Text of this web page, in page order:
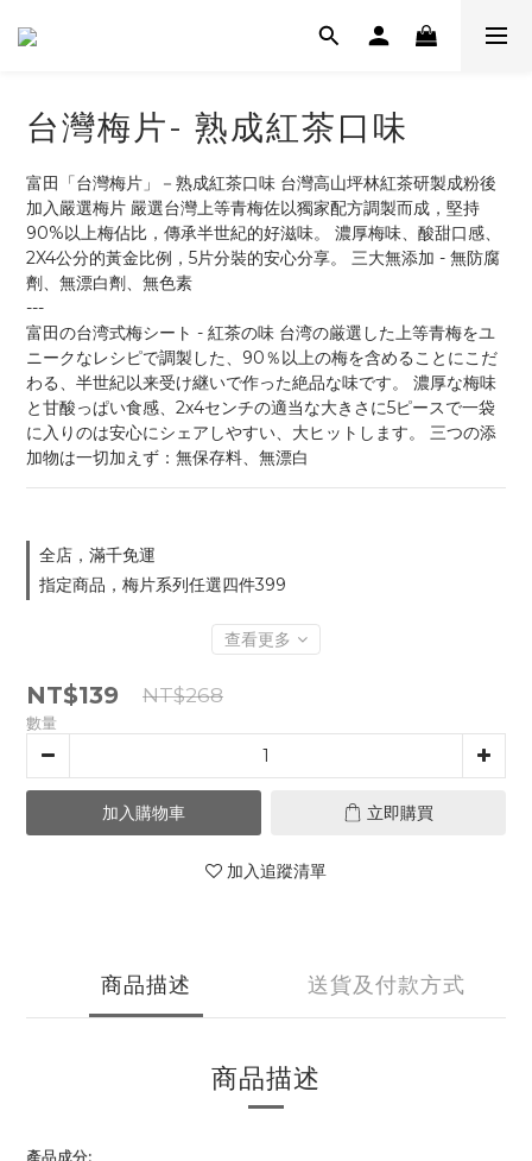
台灣梅片- 熟成紅茶口味
富田「台灣梅片」－熟成紅茶口味 台灣高山坪林紅茶研製成粉後
加入嚴選梅片 嚴選台灣上等青梅佐以獨家配方調製而成，堅持
90%以上梅佔比，傳承半世紀的好滋味。 濃厚梅味、酸甜口感、
2X4公分的黃金比例，5片分裝的安心分享。 三大無添加 - 無防腐
劑、無漂白劑、無色素
---
富田の台湾式梅シート - 紅茶の味 台湾の厳選した上等青梅をユ
ニークなレシピで調製した、90％以上の梅を含めることにこだ
わる、半世紀以来受け継いで作った絶品な味です。 濃厚な梅味
と甘酸っぱい食感、2x4センチの適当な大きさに5ピースで一袋
に入りのは安心にシェアしやすい、大ヒットします。 三つの添
加物は一切加えず：無保存料、無漂白
全店，滿千免運
指定商品，梅片系列任選四件399
查看更多
NT$139 NT$268
數量
加入購物車 立即購買
加入追蹤清單
商品描述 送貨及付款方式
商品描述
產品成分: